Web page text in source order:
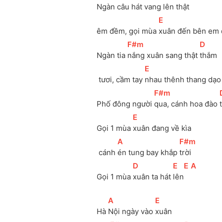
Ngàn câu hát vang lên thật
êm đềm, gọi mùa
[E
xuân đến bên em
Ngàn tia
[F#m
nắng xuân sang thật
[D
thắm
tươi, cầm tay
[E
nhau thênh thang dạo
Phố đông người
[F#m
qua, cánh hoa đào
[
Gọi 1 mùa
[E
xuân đang về kìa
cánh
[
A
én tung bay khắp
[F#m
trời
Gọi 1 mùa
[D
xuân ta hát
[E
lên
[E ]
[
A
Hà
[
A
Nội ngày vào
[E
xuân